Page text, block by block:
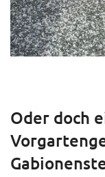
Oder doch